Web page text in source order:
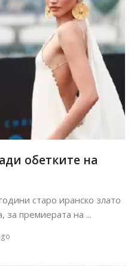
обетките на
старо иранско злато
за премиерата на ...